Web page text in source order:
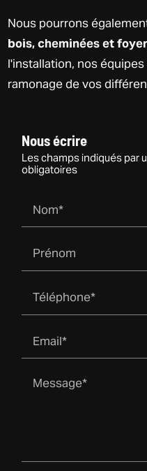
Nous pourrons
bois, cheminées et
l'installation, nos
ramonage de vos
Nous écrire
Les champs indiqués par
obligatoires
Nom*
Prénom
Téléphone*
Email*
Message*